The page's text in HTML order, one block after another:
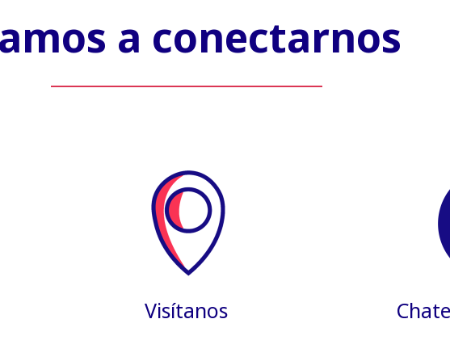
a conectarnos
Visítanos